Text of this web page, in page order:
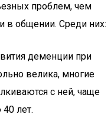
проблем, чем
в общении. Среди них:
деменции при
велика, многие
с ней, чаще
40 лет.